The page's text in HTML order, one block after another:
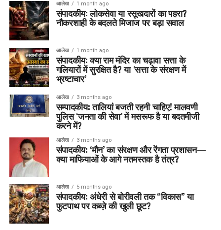
आलेख 1 month ago
संपादकीय: लोकसेवा या रसूखदारों का पहरा?
नौकरशाही के बदलते मिजाज पर बड़ा सवाल
आलेख 1 month ago
संपादकीय: क्या राम मंदिर का चढ़ावा सत्ता के
गलियारों में सुरक्षित है? या ‘सत्ता के संरक्षण में
भ्रष्टाचार’
आलेख 3 months ago
सम्पादकीय: तालियां बजती रहनी चाहिए! मालवणी
पुलिस ‘जनता की सेवा’ में मसरूफ है या बदतमीजी
करने में?
आलेख 3 months ago
संपादकीय: ‘मौन’ का संरक्षण और रेंगता प्रशासन—
क्या माफियाओं के आगे नतमस्तक है तंत्र?
आलेख 5 months ago
संपादकीय: अंधेरी से बोरीवली तक “विकास” या
फुटपाथ पर कब्ज़े की खुली छूट?